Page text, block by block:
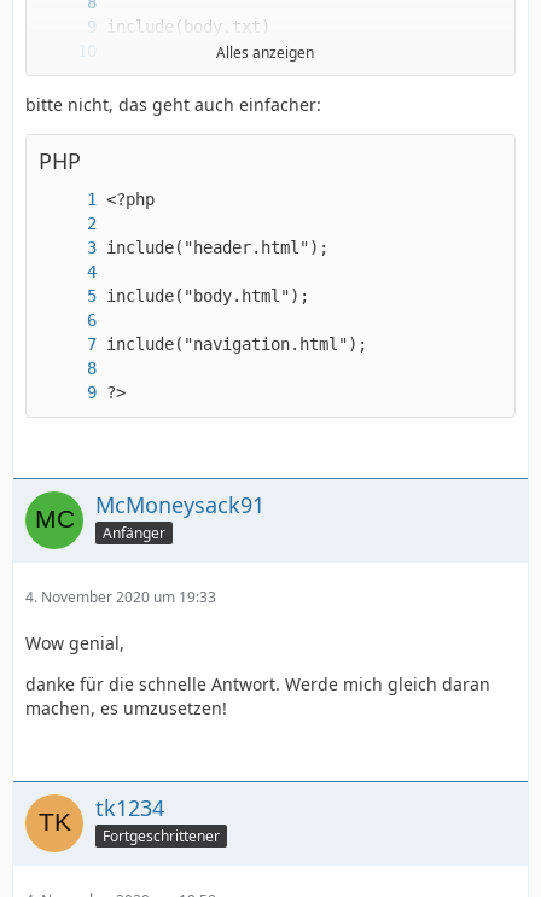
Alles anzeigen
bitte nicht, das geht auch einfacher:
PHP
?>
McMoneysack91
Anfänger
4. November 2020 um 19:33
Wow genial,
danke für die schnelle Antwort. Werde mich gleich daran
machen, es umzusetzen!
tk1234
Fortgeschrittener